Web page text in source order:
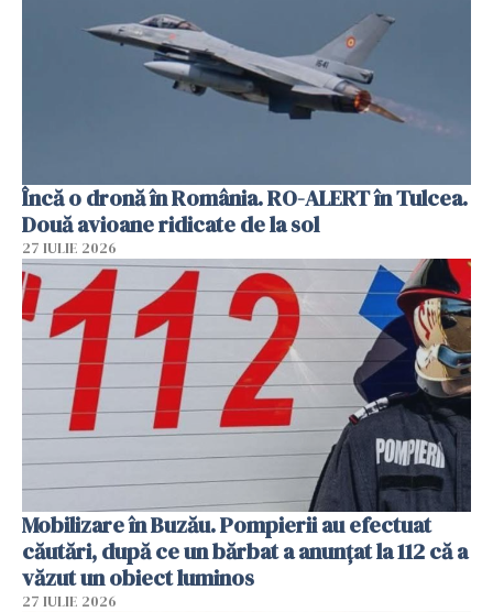
Încă o dronă în România. RO-ALERT în Tulcea.
Două avioane ridicate de la sol
27 IULIE 2026
Mobilizare în Buzău. Pompierii au efectuat
căutări, după ce un bărbat a anunțat la 112 că a
văzut un obiect luminos
27 IULIE 2026